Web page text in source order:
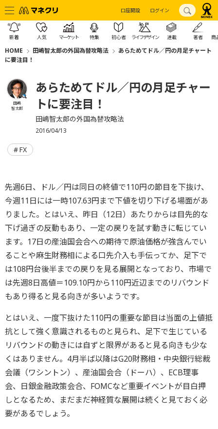
口座開設 ログイン
新着 人気 マーケット 特集 初心者 ライフデザイン 連載 著者 商
HOME 田嶋智太郎の外国為替攻略法
あらためてドル／円の月足チャート
に要注目！
田嶋
智太郎
あらためてドル／円の月足チャー
トに要注目！
田嶋智太郎の外国為替攻略法
2016/04/13
FX
先週6日、ドル／円は同日の終値で110円の節目を下抜け、
今週11日には一時107.63円まで下値を切り下げる場面があ
りました。とはいえ、昨日（12日）あたりからは目先的な
下げ過ぎの反動もあり、一定の戻りを試す動きに転じてい
ます。17日の産油国会合への期待で原油価格が強含んでい
ることや麻生財務相による口先介入も手伝ってか、足下で
は108円台後半までの戻りを見る展開となっており、市場で
は先週8日高値＝109.10円から110円近辺までのリバウンド
もあり得ると見る向きが多いようです。
とはいえ、一度下抜けた110円の重要な節目は当面の上値抵
抗として強く意識されるものと見られ、足下で生じている
リバウンドの動きには自ずと限界があると見る向きも少な
くはありません。4月半ば以降はG20財務相・中央銀行総裁
会議（ワシントン）、産油国会合（ドーハ）、ECB理事
会、日銀金融政策会合、FOMCなど重要イベントが目白押
しとなるため、まだまだ神経質な展開は続くと見ておく必
要があるでしょう。